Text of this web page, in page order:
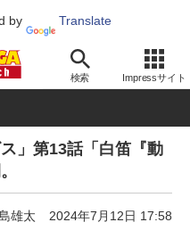
by Translate
検索 Impressサイト
」第13話「白笛『動
雄太 2024年7月12日 17:58